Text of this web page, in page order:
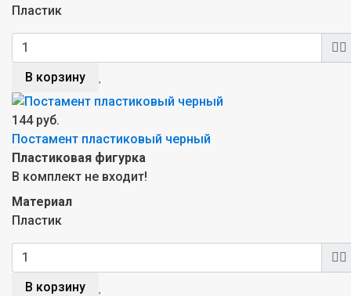
Пластик
В корзину
144 руб.
Постамент пластиковый черный
Пластиковая фигурка
В комплект не входит!
Материал
Пластик
В корзину